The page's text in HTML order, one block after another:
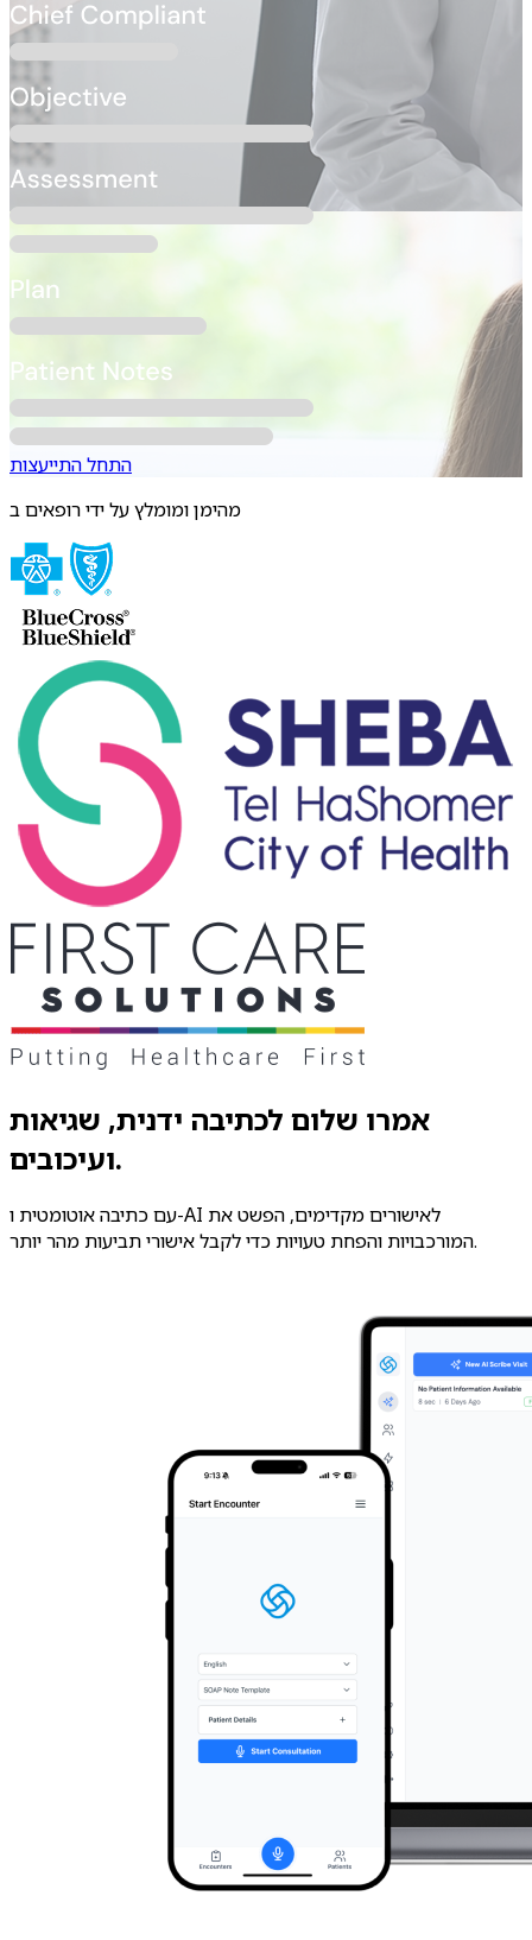
התחל התייעצות
מהימן ומומלץ על ידי רופאים ב
אמרו שלום לכתיבה ידנית, שגיאות
ועיכובים.
עם כתיבה אוטומטית ו-AI לאישורים מקדימים, הפשט את
המורכבויות והפחת טעויות כדי לקבל אישורי תביעות מהר יותר.